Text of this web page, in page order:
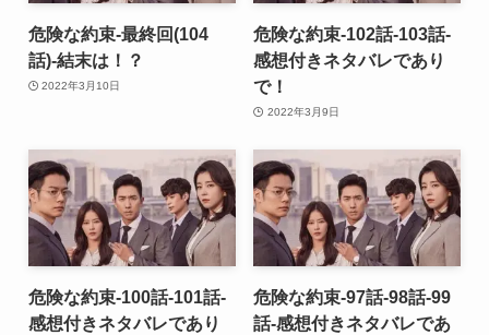
危険な約束-最終回(104
話)-結末は！？
2022年3月10日
危険な約束-102話-103話-
感想付きネタバレであり
で！
2022年3月9日
危険な約束-100話-101話-
感想付きネタバレであり
危険な約束-97話-98話-99
話-感想付きネタバレであ